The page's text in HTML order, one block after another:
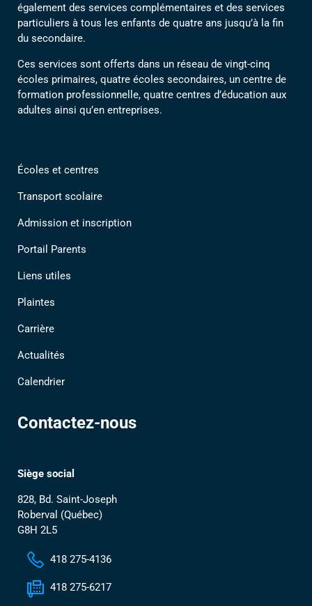
également des services complémentaires et des services
particuliers à tous les enfants de quatre ans jusqu’à la fin
du secondaire.
Ces services sont offerts dans un réseau de vingt-cinq
écoles primaires, quatre écoles secondaires, un centre de
formation professionnelle, quatre centres d’éducation aux
adultes ainsi qu’en entreprises.
Écoles et centres
Transport scolaire
Admission et inscription
Portail Parents
Liens utiles
Plaintes
Carrière
Actualités
Calendrier
Contactez-nous
Siège social
828, Bd. Saint-Joseph
Roberval (Québec)
G8H 2L5
418 275-4136
418 275-6217